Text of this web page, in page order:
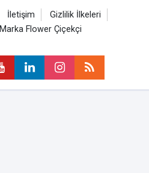
İletişim
Gizlilik İlkeleri
Marka Flower Çiçekçi